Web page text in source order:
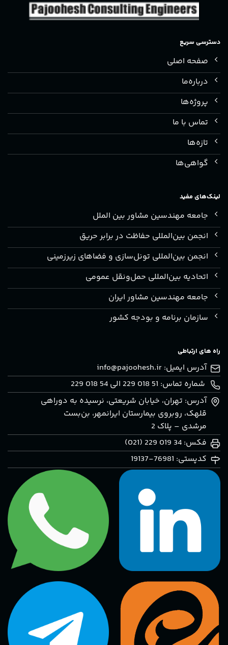
دسترسی سریع
صفحه اصلی
درباره‌ما
پروژه‌ها
تماس با ما
تازه‌ها
گواهی‌ها
لینک‌های مفید
جامعه مهندسین مشاور بین الملل
انجمن بین‌المللی حفاظت در برابر حریق
انجمن بین‌المللی تونل‌سازی و فضاهای زیرزمینی
اتحادیه بین‌المللی حمل‌ونقل عمومی
جامعه مهندسین مشاور ایران
سازمان برنامه و بودجه کشور
راه های ارتباطی
آدرس ایمیل: info@pajoohesh.ir
شماره تماس: 51 018 229 الی 54 018 229
آدرس: تهران، خيابان شريعتی، نرسيده به دوراهی
قلهک، روبروی بيمارستان ايرانمهر، بن‌بست
مرشدی – پلاک 2
فکس: 34 019 229 (021)
کدپستی: 76981-19137